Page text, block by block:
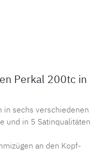
Perkal 200tc in
in sechs verschiedenen
und in 5 Satinqualitäten
an den Kopf-